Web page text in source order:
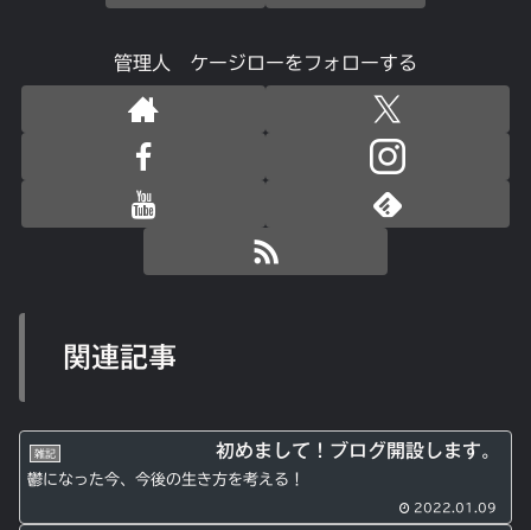
管理人 ケージローをフォローする
関連記事
雑記 初めまして！ブログ開設します。
鬱になった今、今後の生き方を考える！
2022.01.09